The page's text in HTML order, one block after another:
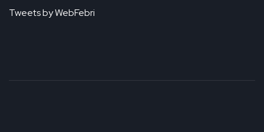
Tweets by WebFebri